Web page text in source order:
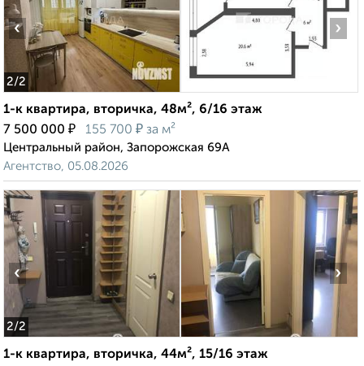
2/2
‹ ›
1-к квартира, вторичка, 48м², 6/16 этаж
7 500 000 ₽ 155 700 ₽ за м²
Центральный район, Запорожская 69А
Агентство, 05.08.2026
2/2
‹ ›
1-к квартира, вторичка, 44м², 15/16 этаж